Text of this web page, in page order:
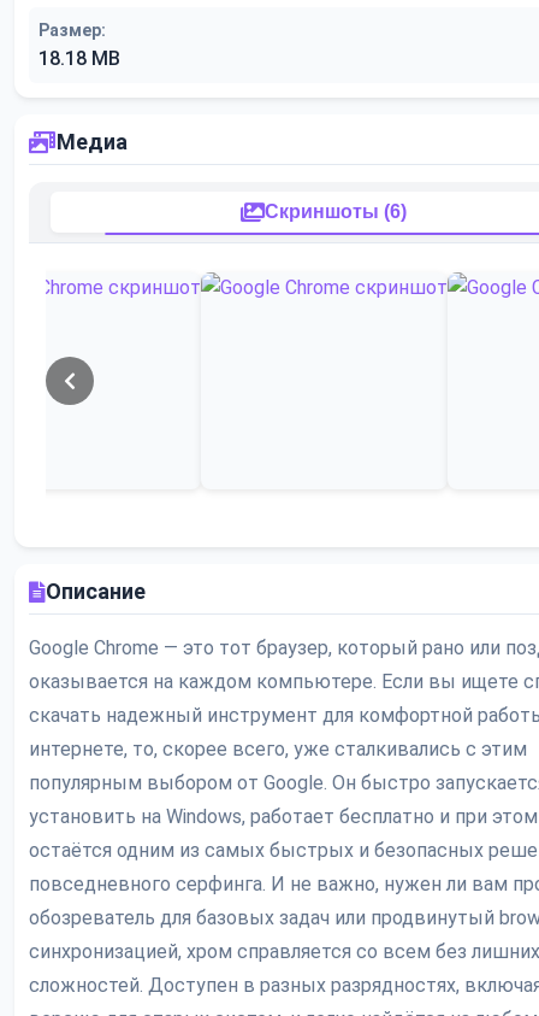
Размер:
18.18 MB
Медиа
Скриншоты (6)
Описание
Google Chrome — это тот браузер, который рано или
оказывается на каждом компьютере. Если вы ищете
скачать надежный инструмент для комфортной
интернете, то, скорее всего, уже сталкивались с этим
популярным выбором от Google. Он быстро
установить на Windows, работает бесплатно и при этом
остаётся одним из самых быстрых и безопасных
повседневного серфинга. И не важно, нужен ли вам
обозреватель для базовых задач или продвинутый
синхронизацией, хром справляется со всем без лишних
сложностей. Доступен в разных разрядностях,